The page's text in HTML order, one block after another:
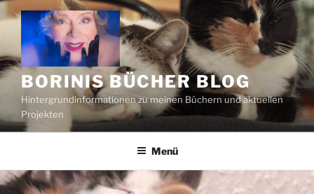
Zum
Inhalt
springen
BORINIS BÜCHER BLOG
Hintergrundinformationen zu meinen Büchern und aktuellen
Projekten
Menü